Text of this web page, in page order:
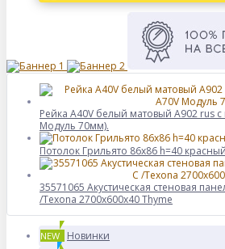
Рейка A40V белый матовый A902 rus
Модуль 70мм).
Потолок Грильято 86x86 h=40
35571065 Акустическая стеновая
/Texona 2700x600x40 Thyme
NEW Новинки